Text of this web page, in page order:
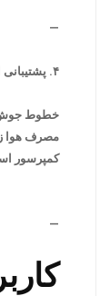
—
۴. پشتیبانی از ربات‌های سرعت بالا
خطوط جوش
مصرف هوا
کمپرسور
—